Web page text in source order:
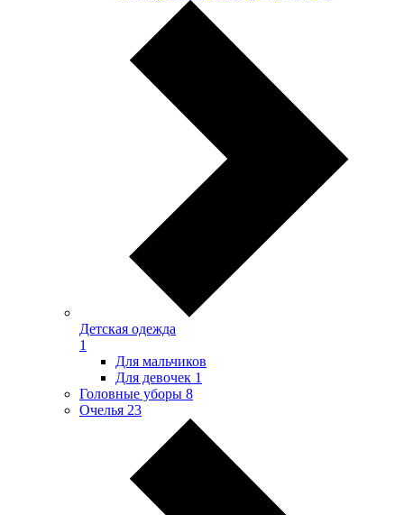
Детская одежда
1
Для мальчиков
Для девочек 1
Головные уборы 8
Очелья 23